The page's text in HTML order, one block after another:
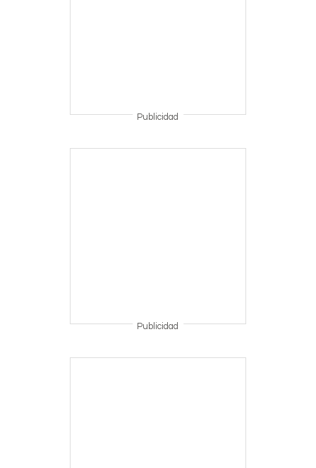
Publicidad
Publicidad